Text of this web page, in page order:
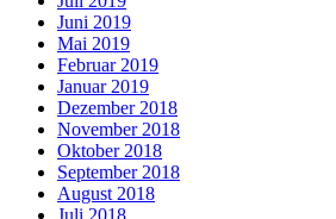
Juni 2019
Mai 2019
Februar 2019
Januar 2019
Dezember 2018
November 2018
Oktober 2018
September 2018
August 2018
Juli 2018